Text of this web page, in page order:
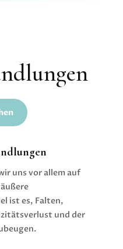
uns vor allem auf
ist es, Falten,
und der